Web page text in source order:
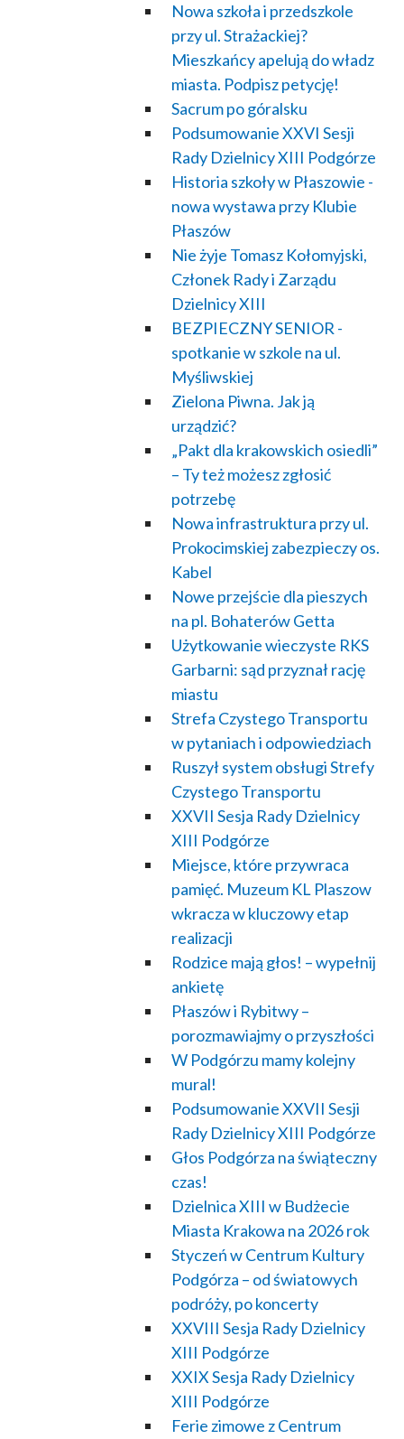
Nowa szkoła i przedszkole
przy ul. Strażackiej?
Mieszkańcy apelują do władz
miasta. Podpisz petycję!
Sacrum po góralsku
Podsumowanie XXVI Sesji
Rady Dzielnicy XIII Podgórze
Historia szkoły w Płaszowie -
nowa wystawa przy Klubie
Płaszów
Nie żyje Tomasz Kołomyjski,
Członek Rady i Zarządu
Dzielnicy XIII
BEZPIECZNY SENIOR -
spotkanie w szkole na ul.
Myśliwskiej
Zielona Piwna. Jak ją
urządzić?
„Pakt dla krakowskich osiedli”
– Ty też możesz zgłosić
potrzebę
Nowa infrastruktura przy ul.
Prokocimskiej zabezpieczy os.
Kabel
Nowe przejście dla pieszych
na pl. Bohaterów Getta
Użytkowanie wieczyste RKS
Garbarni: sąd przyznał rację
miastu
Strefa Czystego Transportu
w pytaniach i odpowiedziach
Ruszył system obsługi Strefy
Czystego Transportu
XXVII Sesja Rady Dzielnicy
XIII Podgórze
Miejsce, które przywraca
pamięć. Muzeum KL Plaszow
wkracza w kluczowy etap
realizacji
Rodzice mają głos! – wypełnij
ankietę
Płaszów i Rybitwy –
porozmawiajmy o przyszłości
W Podgórzu mamy kolejny
mural!
Podsumowanie XXVII Sesji
Rady Dzielnicy XIII Podgórze
Głos Podgórza na świąteczny
czas!
Dzielnica XIII w Budżecie
Miasta Krakowa na 2026 rok
Styczeń w Centrum Kultury
Podgórza – od światowych
podróży, po koncerty
XXVIII Sesja Rady Dzielnicy
XIII Podgórze
XXIX Sesja Rady Dzielnicy
XIII Podgórze
Ferie zimowe z Centrum